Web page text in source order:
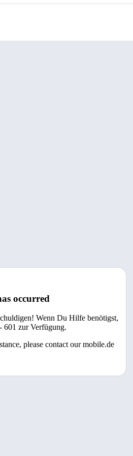
occurred
Wenn Du Hilfe benötigst,
601 zur Verfügung.
please contact our mobile.de